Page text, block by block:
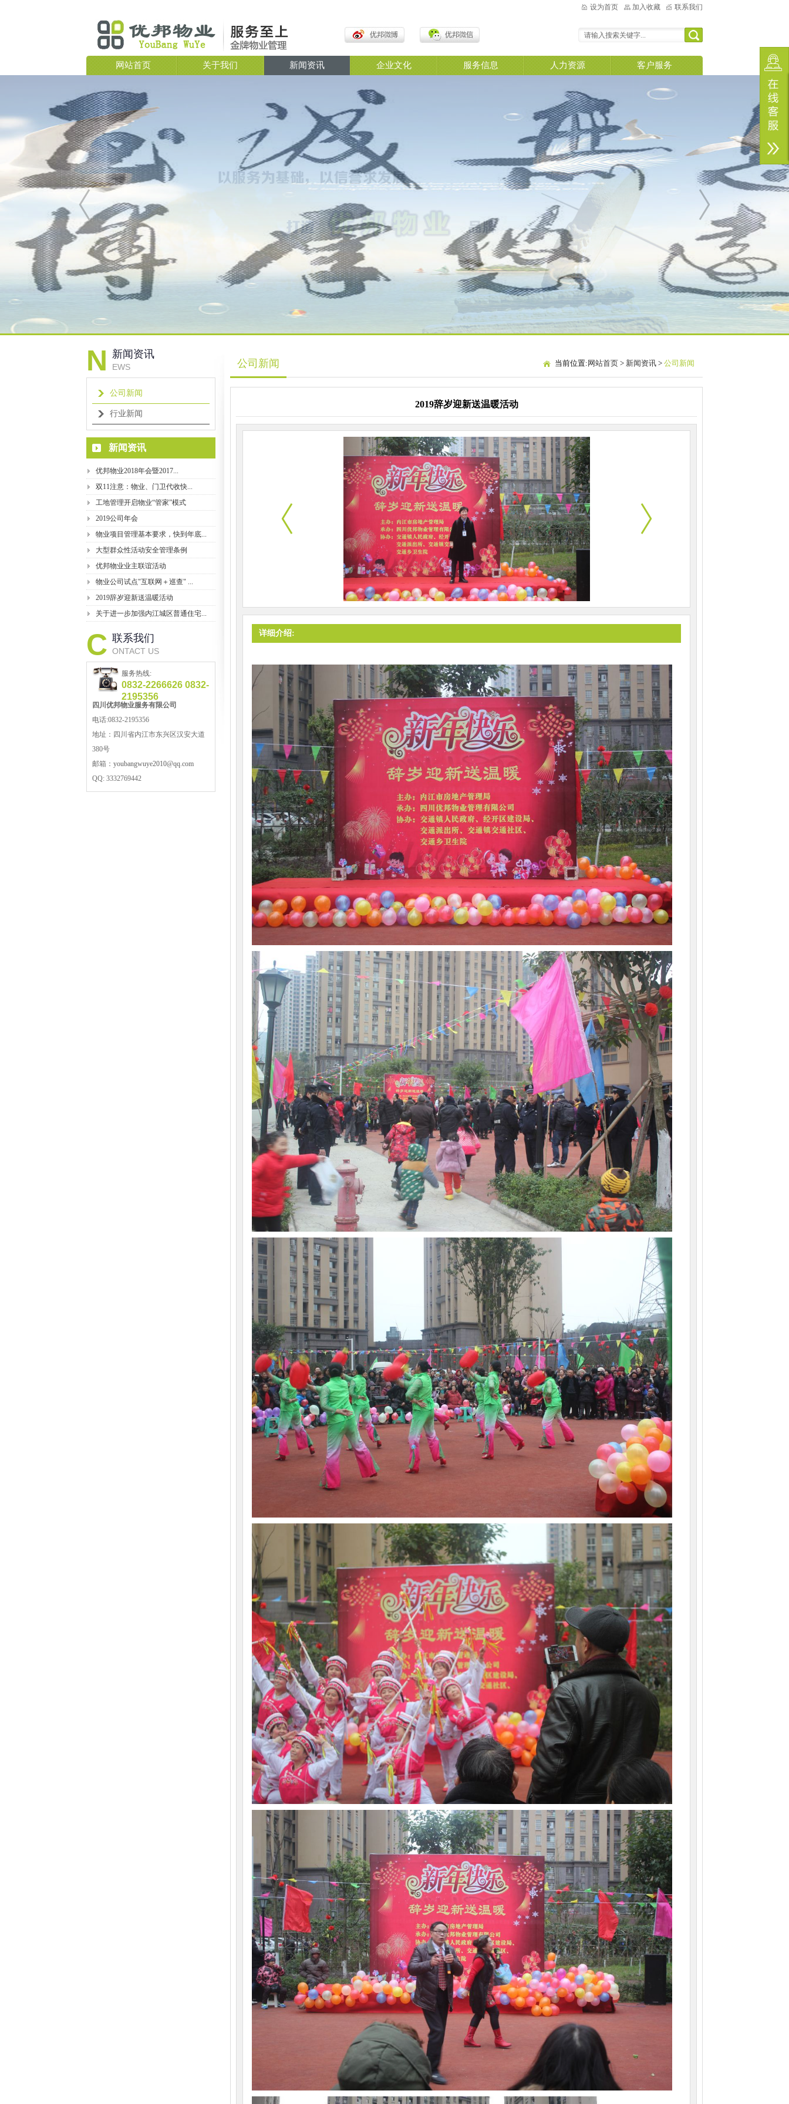
设为首页 加入收藏 联系我们
网站首页 关于我们 新闻资讯 企业文化 服务信息 人力资源 客户服务
N 新闻资讯
EWS
公司新闻
行业新闻
新闻资讯
优邦物业2018年会暨2017...
双11注意：物业、门卫代收快...
工地管理开启物业“管家”模式
2019公司年会
物业项目管理基本要求，快到年底...
大型群众性活动安全管理条例
优邦物业业主联谊活动
物业公司试点"互联网＋巡查" ...
2019辞岁迎新送温暖活动
关于进一步加强内江城区普通住宅...
C 联系我们
ONTACT US
服务热线:
0832-2266626 0832-
2195356
四川优邦物业服务有限公司
电话:0832-2195356
地址： 四川省内江市东兴区汉安大道
380号
邮箱： youbangwuye2010@qq.com
QQ: 3332769442
公司新闻 当前位置: 网站首页 > 新闻资讯 > 公司新闻
2019辞岁迎新送温暖活动
详细介绍: